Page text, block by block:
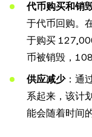
代币购买和销
于代币回购。
于购买
币被销毁，
供应减少：通
系起来，该计
能会随着时间